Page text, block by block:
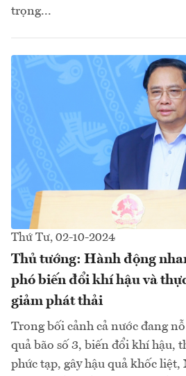
trọng...
Thứ Tư, 02-10-2024
Thủ tướng: Hành động
phó biến đổi khí hậu và
giảm phát thải
Trong bối cảnh cả nước đang
quả bão số 3, biến đổi khí hậu,
phức tạp, gây hậu quả khốc liệt,